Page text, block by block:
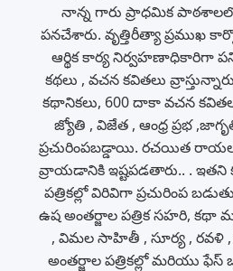
నాన్న గారు ప్రాధమిక
పనచేశారు. వృత్తిరీత్యా ప్రముఖ
ఆర్థిక కార్య నిర్వహణాధికారిగా
కథలు , వచన కవితలు
కథానికలు, 600 దాకా వచన
జ్యోతి , విజేత , ఆంధ్ర ప్రభ
ప్రచురింపబడ్డాయి. రచయిత
వ్రాయడానికి ఇష్టపడతారు..‌ . ఇతని
పత్రికల్లో విరివిగా ప్రచురింప
ఉష అంతర్జాల పత్రిక సహరి, కథా
, విమల సాహితీ , సూర్య , రవళి ,
అంతర్జాల పత్రికల్లో మరియు